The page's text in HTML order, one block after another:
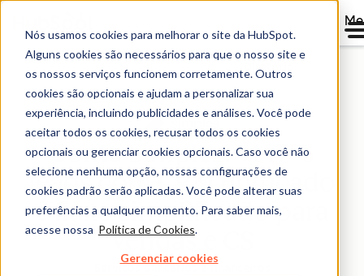
Nós usamos cookies para melhorar o site da HubSpot.
Alguns cookies são necessários para que o nosso site e
os nossos serviços funcionem corretamente. Outros
cookies são opcionais e ajudam a personalizar sua
experiência, incluindo publicidades e análises. Você pode
aceitar todos os cookies, recusar todos os cookies
opcionais ou gerenciar cookies opcionais. Caso você não
selecione nenhuma opção, nossas configurações de
cookies padrão serão aplicadas. Você pode alterar suas
preferências a qualquer momento. Para saber mais,
acesse nossa Política de Cookies.
Gerenciar cookies
Diretório
Conta Simples: +147%
leads com CRM unificado
e fluxo simplificado para
Vendas e CS
Serviços bancários e financeiros